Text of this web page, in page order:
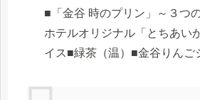
■「金谷 時のプリン」～３つ
ホテルオリジナル「とちあい
イス■緑茶（温）■金谷りんご